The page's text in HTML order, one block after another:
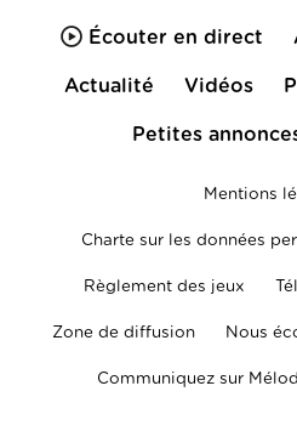
Écouter en direct
Actualité Vidéos
Petites
Mentions
Charte sur les données
Règlement des jeux
Zone de diffusion Nous
Communiquez sur